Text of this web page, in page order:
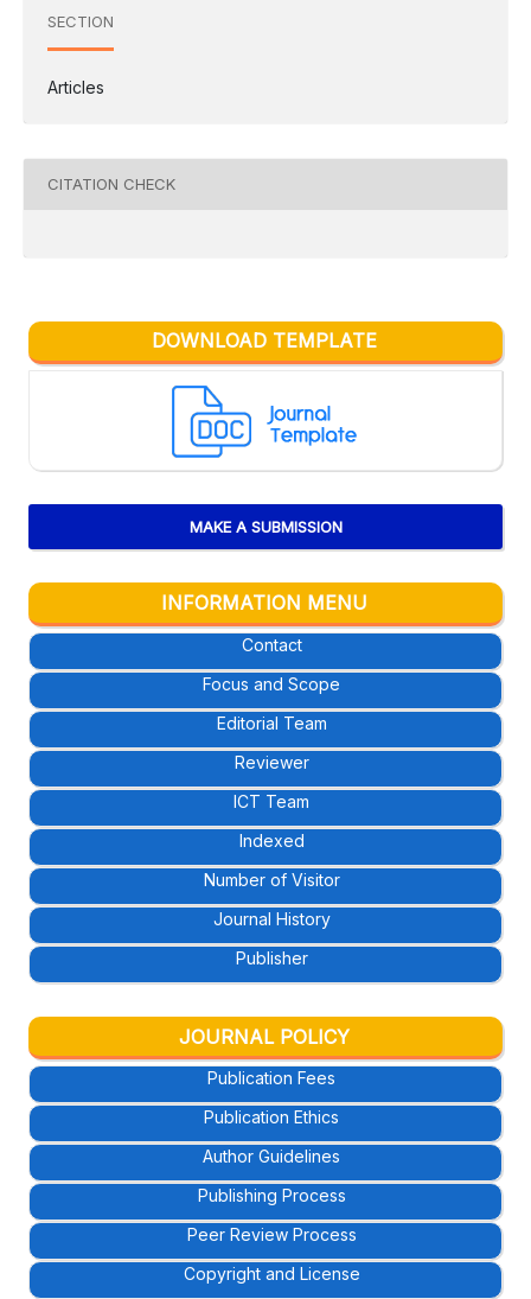
SECTION
Articles
CITATION CHECK
DOWNLOAD TEMPLATE
MAKE A SUBMISSION
INFORMATION MENU
Contact
Focus and Scope
Editorial Team
Reviewer
ICT Team
Indexed
Number of Visitor
Journal History
Publisher
JOURNAL POLICY
Publication Fees
Publication Ethics
Author Guidelines
Publishing Process
Peer Review Process
Copyright and License